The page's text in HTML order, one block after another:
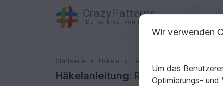
CrazyPatterns
Deine kreativen Ideen
Startseite Häkeln Festlichkeiten
Häkelanleitung: Rassel Nilpferd
Häkelanleitung: Rassel Nilpferd
Wir verwenden
Um das
Optimierungs-